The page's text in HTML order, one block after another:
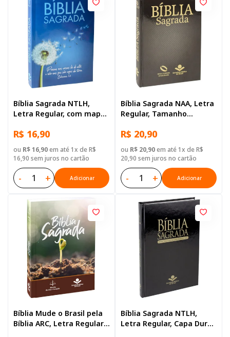
Bíblia Sagrada NTLH,
Letra Regular, com mapa,
R$ 16,90
ou R$ 16,90em até 1x de R$
16,90 sem juros no cartão
- + Adicionar
Bíblia Sagrada NAA, Letra
Regular, Tamanho
R$ 20,90
ou R$ 20,90em até 1x de R$
20,90 sem juros no cartão
- + Adicionar
Bíblia Mude o Brasil pela
Bíblia ARC, Letra Regular,
Bíblia Sagrada NTLH,
Letra Regular, Capa Dura